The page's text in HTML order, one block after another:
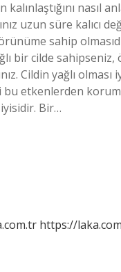
nasıl
uzun süre kalıcı
sahip
bir cilde
Cildin yağlı
etkenlerden
Bir…
https://